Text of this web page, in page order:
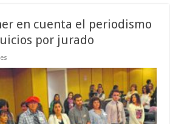
en cuenta el periodismo
por jurado